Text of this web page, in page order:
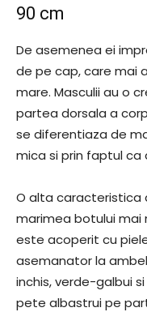
90 cm
De asemenea ei
de pe cap, care mai
mare. Masculii au o
partea dorsala a
se diferentiaza de
mica si prin faptul
O alta
marimea botului mai
este acoperit cu
asemanator la
inchis, verde-galbui
pete albastrui pe